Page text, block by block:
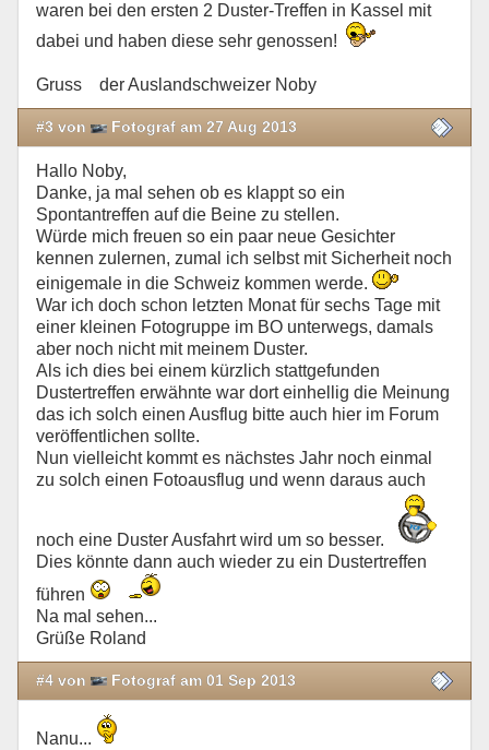
waren bei den ersten 2 Duster-Treffen in Kassel mit
dabei und haben diese sehr genossen!
Gruss der Auslandschweizer Noby
#3 von Fotograf am 27 Aug 2013
Hallo Noby,
Danke, ja mal sehen ob es klappt so ein
Spontantreffen auf die Beine zu stellen.
Würde mich freuen so ein paar neue Gesichter
kennen zulernen, zumal ich selbst mit Sicherheit noch
einigemale in die Schweiz kommen werde.
War ich doch schon letzten Monat für sechs Tage mit
einer kleinen Fotogruppe im BO unterwegs, damals
aber noch nicht mit meinem Duster.
Als ich dies bei einem kürzlich stattgefunden
Dustertreffen erwähnte war dort einhellig die Meinung
das ich solch einen Ausflug bitte auch hier im Forum
veröffentlichen sollte.
Nun vielleicht kommt es nächstes Jahr noch einmal
zu solch einen Fotoausflug und wenn daraus auch
noch eine Duster Ausfahrt wird um so besser.
Dies könnte dann auch wieder zu ein Dustertreffen
führen
Na mal sehen...
Grüße Roland
#4 von Fotograf am 01 Sep 2013
Nanu...